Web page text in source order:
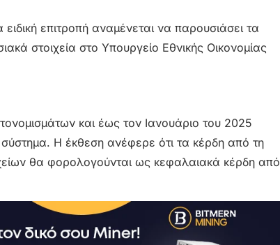
επιτροπή αναμένεται να παρουσιάσει τα
στοιχεία στο Υπουργείο Εθνικής Οικονομίας
και έως τον Ιανουάριο του 2025
Η έκθεση ανέφερε ότι τα κέρδη από τη
θα φορολογούνται ως κεφαλαιακά κέρδη από